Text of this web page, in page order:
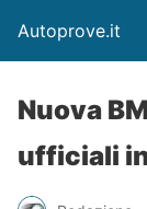
Autoprove.it
Nuova
ufficiali